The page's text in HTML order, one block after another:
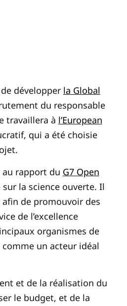
développer la Global
du responsable
travaillera à l’European
qui a été choisie
au rapport du G7 Open
la science ouverte. Il
de promouvoir des
de l’excellence
organismes de
comme un acteur idéal
et de la réalisation du
le budget, et de la